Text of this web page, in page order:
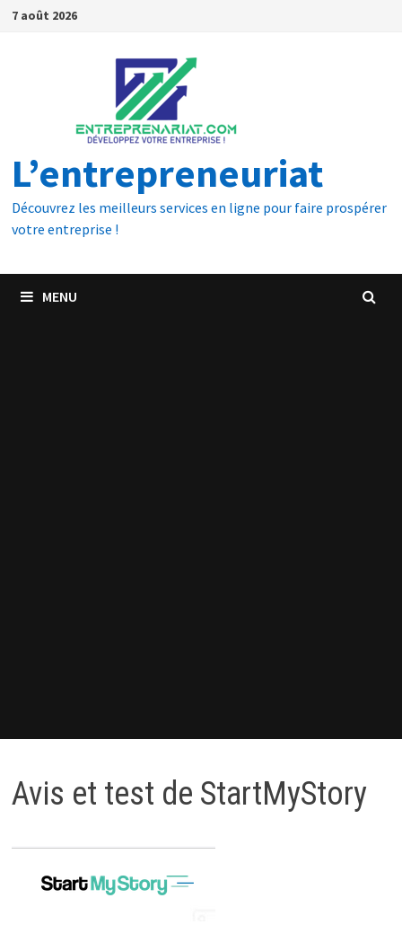
7 août 2026
L’entrepreneuriat
Découvrez les meilleurs services en ligne pour faire prospérer
votre entreprise !
MENU
Avis et test de StartMyStory